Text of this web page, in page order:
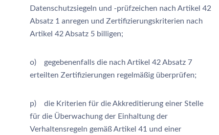
Datenschutzsiegeln und -prüfzeichen nach Artikel 42
Absatz 1 anregen und Zertifizierungskriterien nach
Artikel 42 Absatz 5 billigen;
o) gegebenenfalls die nach Artikel 42 Absatz 7
erteilten Zertifizierungen regelmäßig überprüfen;
p) die Kriterien für die Akkreditierung einer Stelle
für die Überwachung der Einhaltung der
Verhaltensregeln gemäß Artikel 41 und einer